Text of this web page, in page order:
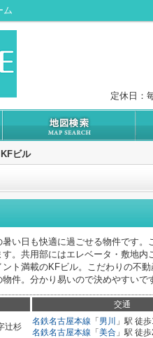
ム
定休日：
KFビル
い日も快適に過ごせる物件です
。共用部にはエレベータ・敷地
ト満載のKFビル。こだわりの不
件。分かり易いので決めやすいで
交通
辻杉
名鉄名古屋本線 「 男川
」駅 徒
名鉄名古屋本線 「 美合 」駅 徒